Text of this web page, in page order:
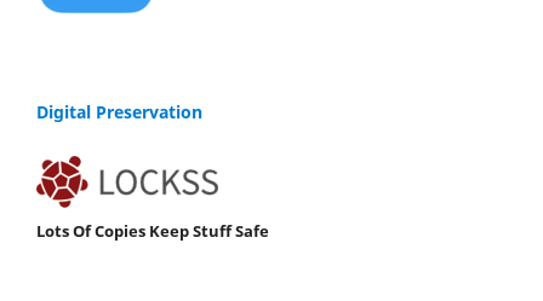
Digital Preservation
Lots Of Copies Keep Stuff Safe